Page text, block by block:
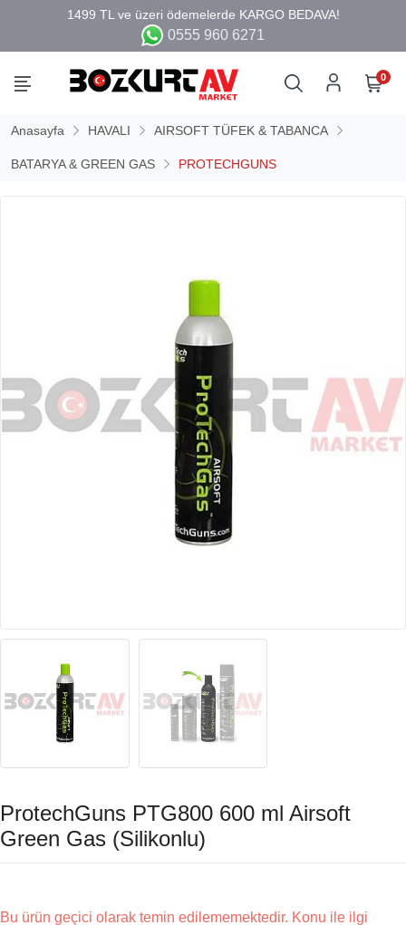
0555 960 6271
0
Anasayfa HAVALI AIRSOFT TÜFEK & TABANCA
BATARYA & GREEN GAS PROTECHGUNS
ProtechGuns PTG800 600 ml Airsoft
Green Gas (Silikonlu)
Bu ürün geçici olarak temin edilememektedir. Konu ile ilgi